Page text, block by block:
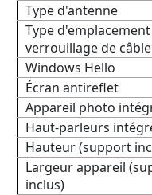
Type d'antenne
Type
verrouillage de câble
Windows Hello
Écran antireflet
Appareil photo
Haut-parleurs
Hauteur (support
Largeur appareil
inclus)